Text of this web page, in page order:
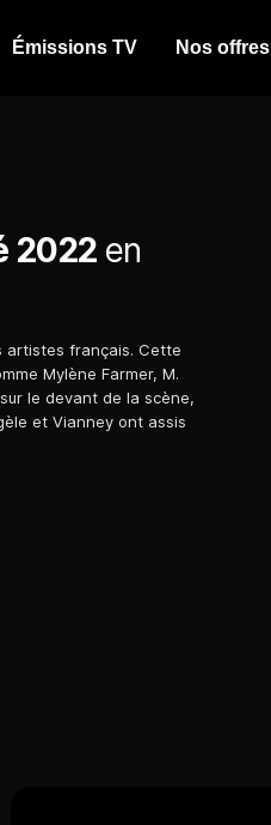
Émissions TV Nos offres
2022 en
artistes français. Cette
Mylène Farmer, M.
le devant de la scène,
et Vianney ont assis